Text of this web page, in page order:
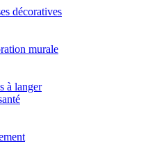
décoratives
murale
à langer